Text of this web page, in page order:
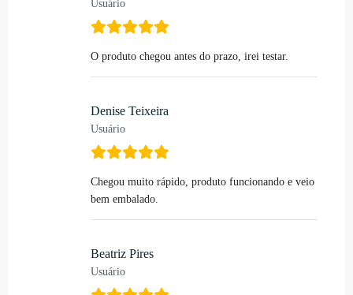
Usuário
O produto chegou antes do prazo, irei testar.
Denise Teixeira
Usuário
Chegou muito rápido, produto funcionando e veio
bem embalado.
Beatriz Pires
Usuário